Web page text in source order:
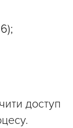
доступ